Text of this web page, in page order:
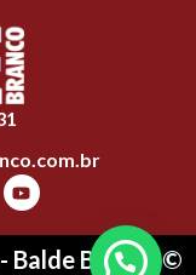
Balde Branco ©